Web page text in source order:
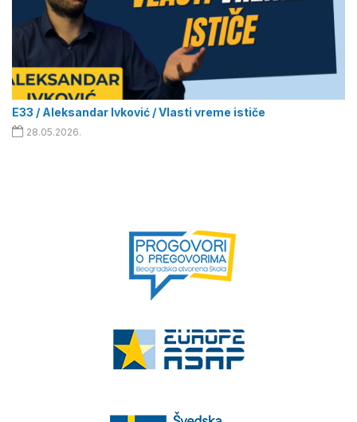
E33 / Aleksandar Ivković / Vlasti vreme ističe
28.05.2026.